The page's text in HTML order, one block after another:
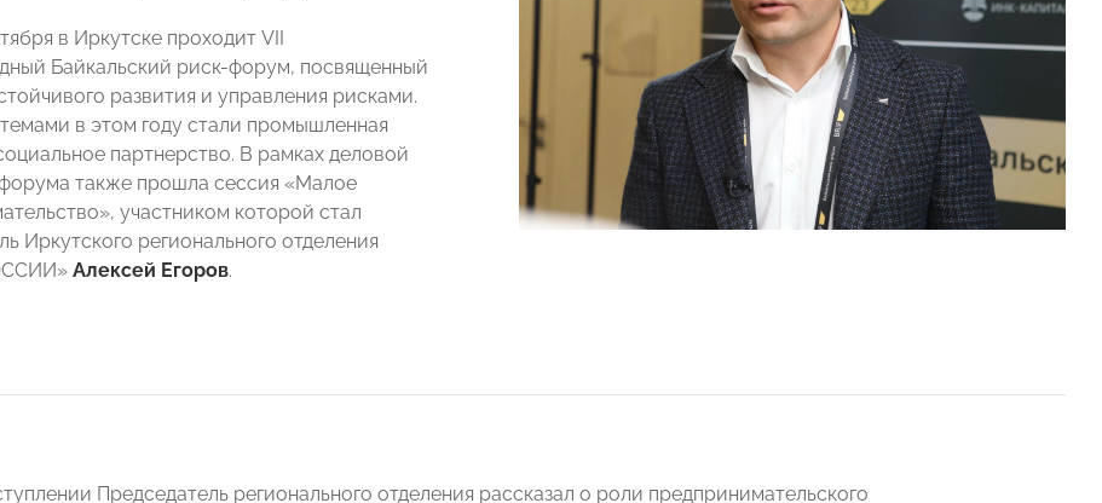
в Иркутске проходит VII
Байкальский риск-форум, посвященный
развития и управления рисками.
в этом году стали промышленная
партнерство. В рамках деловой
также прошла сессия «Малое
участником которой стал
Иркутского регионального отделения
Алексей Егоров.
Председатель регионального отделения рассказал о роли предпринимательского